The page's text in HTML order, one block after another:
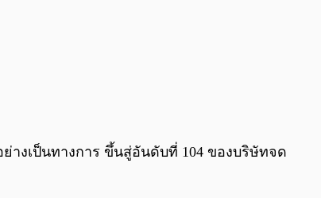
0:00
ย่างเป็นทางการ ขึ้นสู่อันดับที่ 104 ของบริษัทจด